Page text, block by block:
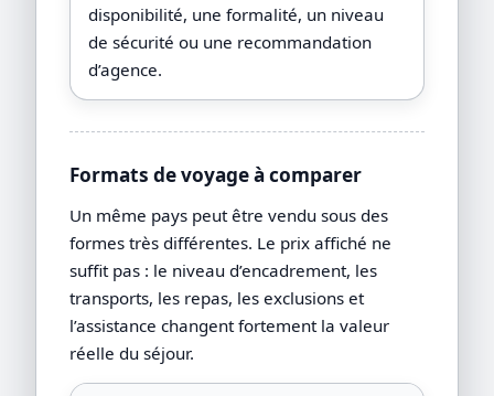
disponibilité, une formalité, un niveau
de sécurité ou une recommandation
d’agence.
Formats de voyage à comparer
Un même pays peut être vendu sous des
formes très différentes. Le prix affiché ne
suffit pas : le niveau d’encadrement, les
transports, les repas, les exclusions et
l’assistance changent fortement la valeur
réelle du séjour.